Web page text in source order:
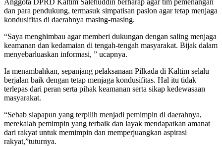
dan para pendukung, termasuk simpatisan paslon agar tetap menjaga
kondusifitas di daerahnya masing-masing.
“Saya menghimbau agar memberi dukungan dengan saling menjaga
keamanan dan kedamaian di tengah-tengah masyarakat. Bijak dalam
menyebarluaskan informasi, ” ucapnya.
Ia menambahkan, sepanjang pelaksanaan Pilkada di Kaltim selalu
berjalan baik dengan tetap menjaga kondusifitas. Hal itu tidak
terlepas dari peran serta pihak keamanan serta sikap kedewasaan
masyarakat.
“Sebab siapapun yang terpilih menjadi pemimpin di daerahnya,
merekalah pemimpin yang terbaik dan layak mendapatkan amanat
dari rakyat untuk memimpin dan memperjuangkan aspirasi
rakyat,”tuturnya.